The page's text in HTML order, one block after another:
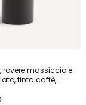
rovere massiccio e
tinta caffè,